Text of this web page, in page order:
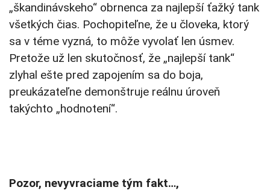
„škandinávskeho“ obrnenca za najlepší ťažký tank
všetkých čias. Pochopiteľne, že u človeka, ktorý
sa v téme vyzná, to môže vyvolať len úsmev.
Pretože už len skutočnosť, že „najlepší tank“
zlyhal ešte pred zapojením sa do boja,
preukázateľne demonštruje reálnu úroveň
takýchto „hodnotení“.
Pozor, nevyvraciame tým fakt…,